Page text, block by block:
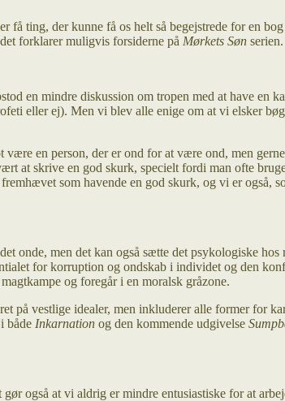
ting, der kunne få os helt så begejstrede for en
forklarer muligvis forsiderne på Mørkets Søn serien.
en mindre diskussion om tropen med at have en
eller ej). Men vi blev alle enige om at vi elsker
en person, der er ond for at være ond, men
at skrive en god skurk, specielt fordi man ofte
fremhævet som havende en god skurk, og vi er også,
onde, men det kan også sætte det psykologiske
for korruption og ondskab i individet og den
og foregår i en moralsk gråzone.
på vestlige idealer, men inkluderer alle former for
både Inkarnation og den kommende udgivelse
også at vi aldrig er mindre entusiastiske for at